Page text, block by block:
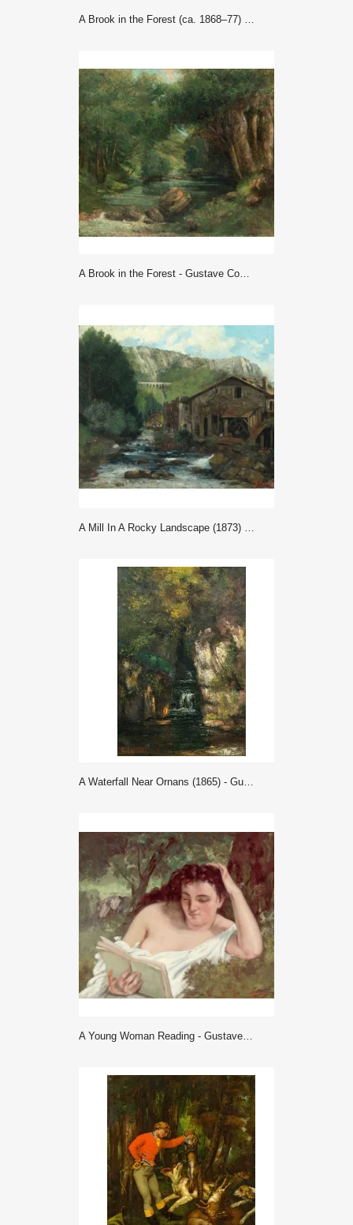
A Brook in the Forest (ca. 1868–77) - Gustave Courbet
A Brook in the Forest - Gustave Courbet
A Mill In A Rocky Landscape (1873) - Gustave Courbet
A Waterfall Near Ornans (1865) - Gustave Courbet
A Young Woman Reading - Gustave Courbet